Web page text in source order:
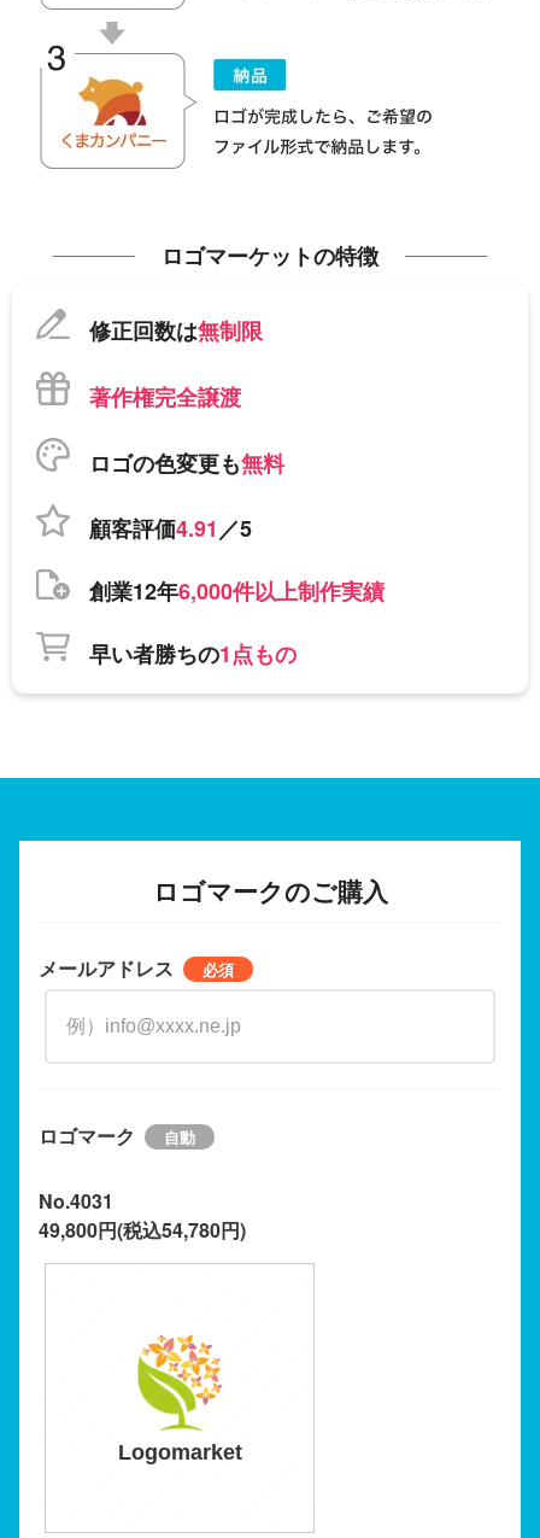
ロゴマーケットの特徴
修正回数は無制限
著作権完全譲渡
ロゴの色変更も無料
顧客評価4.91／5
創業12年6,000件以上制作実績
早い者勝ちの1点もの
ロゴマークのご購入
メールアドレス
ロゴマーク
No.4031
49,800円(税込54,780円)
Logomarket